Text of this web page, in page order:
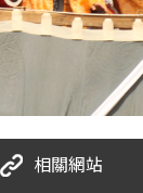
相關網站